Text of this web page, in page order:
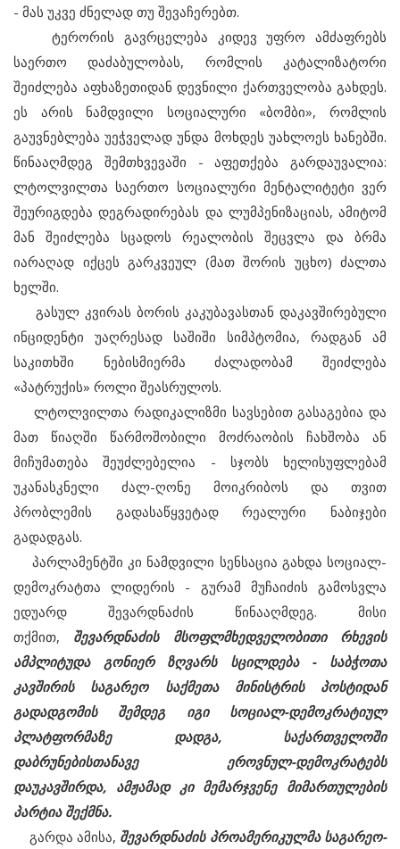
- მას უკვე ძნელად თუ შევაჩერებთ.
ტერორის გავრცელება კიდევ უფრო ამძაფრებს
საერთო დაძაბულობას, რომლის კატალიზატორი
შეიძლება აფხაზეთიდან დევნილი ქართველობა გახდეს.
ეს არის ნამდვილი სოციალური «ბომბი», რომლის
გაუვნებლება უეჭველად უნდა მოხდეს უახლოეს ხანებში.
წინააღმდეგ შემთხვევაში - აფეთქება გარდაუვალია:
ლტოლვილთა საერთო სოციალური მენტალიტეტი ვერ
შეურიგდება დეგრადირებას და ლუმპენიზაციას, ამიტომ
მან შეიძლება სცადოს რეალობის შეცვლა და ბრმა
იარაღად იქცეს გარკვეულ (მათ შორის უცხო) ძალთა
ხელში.
გასულ კვირას ბორის კაკუბავასთან დაკავშირებული
ინციდენტი უაღრესად საშიში სიმპტომია, რადგან ამ
საკითხში ნებისმიერმა ძალადობამ შეიძლება
«პატრუქის» როლი შეასრულოს.
ლტოლვილთა რადიკალიზმი სავსებით გასაგებია და
მათ წიაღში წარმოშობილი მოძრაობის ჩახშობა ან
მიჩუმათება შეუძლებელია - სჯობს ხელისუფლებამ
უკანასკნელი ძალ-ღონე მოიკრიბოს და თვით
პრობლემის გადასაწყვეტად რეალური ნაბიჯები
გადადგას.
პარლამენტში კი ნამდვილი სენსაცია გახდა სოციალ-
დემოკრატთა ლიდერის - გურამ მუჩაიძის გამოსვლა
ედუარდ შევარდნაძის წინააღმდეგ. მისი
თქმით, შევარდნაძის მსოფლმხედველობითი რხევის
ამპლიტუდა გონიერ ზღვარს სცილდება - საბჭოთა
კავშირის საგარეო საქმეთა მინისტრის პოსტიდან
გადადგომის შემდეგ იგი სოციალ-დემოკრატიულ
პლატფორმაზე დადგა, საქართველოში
დაბრუნებისთანავე ეროვნულ-დემოკრატებს
დაუკავშირდა, ამჟამად კი მემარჯვენე მიმართულების
პარტია შექმნა.
გარდა ამისა, შევარდნაძის პროამერიკულმა საგარეო-